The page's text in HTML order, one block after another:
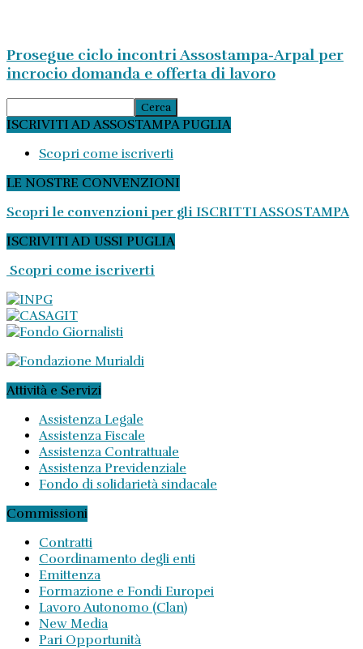
Prosegue ciclo incontri Assostampa-Arpal per
incrocio domanda e offerta di lavoro
ISCRIVITI AD ASSOSTAMPA PUGLIA
Scopri come iscriverti
LE NOSTRE CONVENZIONI
Scopri le convenzioni per gli ISCRITTI ASSOSTAMPA
ISCRIVITI AD USSI PUGLIA
Scopri come iscriverti
Attività e Servizi
Assistenza Legale
Assistenza Fiscale
Assistenza Contrattuale
Assistenza Previdenziale
Fondo di solidarietà sindacale
Commissioni
Contratti
Coordinamento degli enti
Emittenza
Formazione e Fondi Europei
Lavoro Autonomo (Clan)
New Media
Pari Opportunità